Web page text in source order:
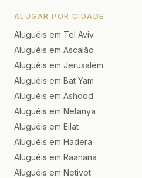
ALUGAR POR CIDADE
Aluguéis em Tel Aviv
Aluguéis em Ascalão
Aluguéis em Jerusalém
Aluguéis em Bat Yam
Aluguéis em Ashdod
Aluguéis em Netanya
Aluguéis em Eilat
Aluguéis em Hadera
Aluguéis em Raanana
Aluguéis em Netivot